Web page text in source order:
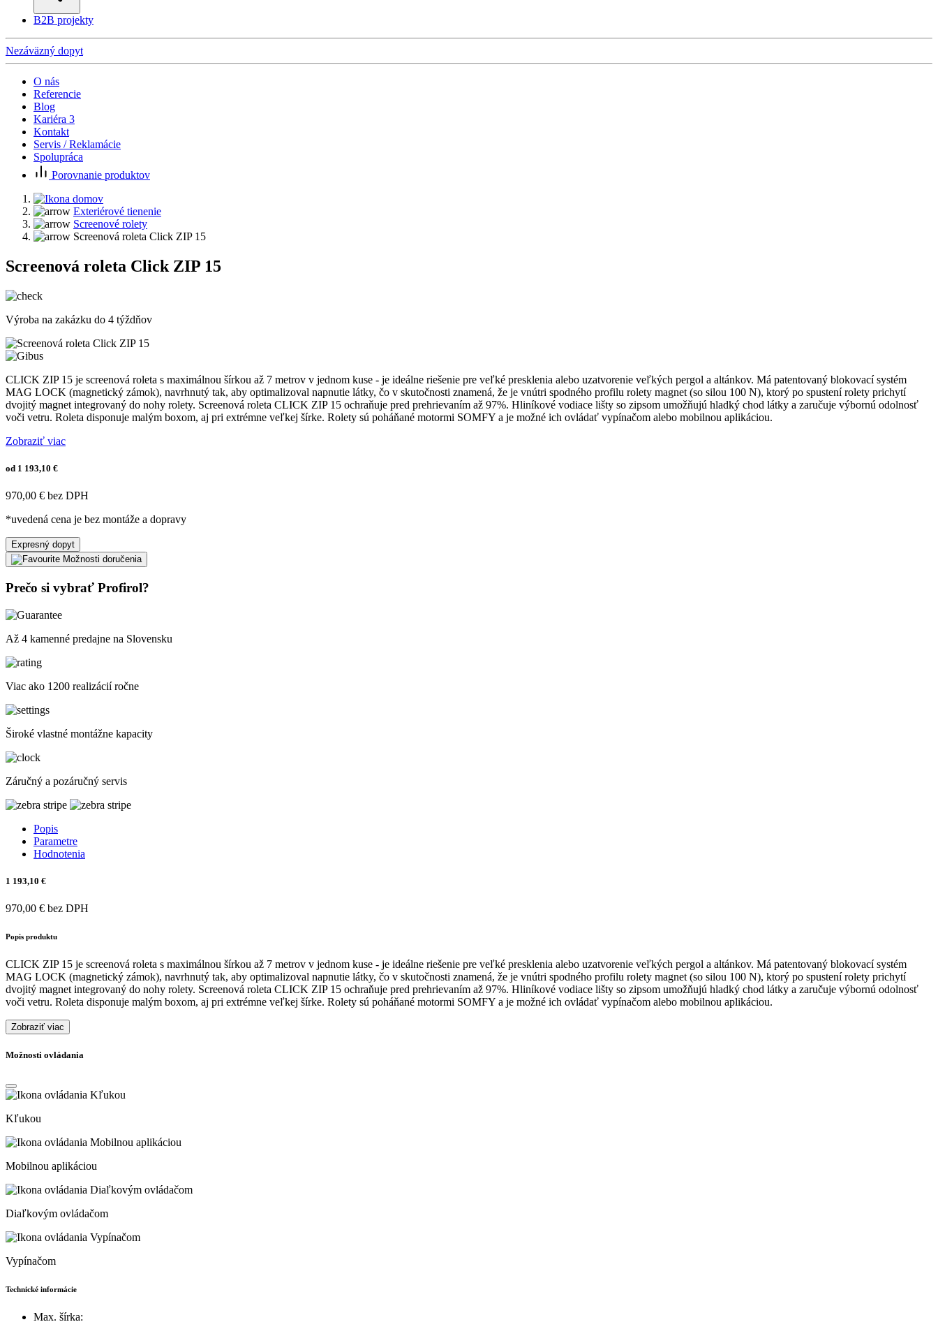
B2B projekty
Nezáväzný dopyt
O nás
Referencie
Blog
Kariéra 3
Kontakt
Servis / Reklamácie
Spolupráca
Porovnanie produktov
Exteriérové tienenie
Screenové rolety
Screenová roleta Click ZIP 15
Screenová roleta Click ZIP 15
Výroba na zakázku do 4 týždňov
CLICK ZIP 15 je screenová roleta s maximálnou šírkou až 7 metrov v jednom kuse - je ideálne riešenie pre veľké presklenia alebo uzatvorenie veľkých pergol a altánkov. Má patentovaný blokovací systém
MAG LOCK (magnetický zámok), navrhnutý tak, aby optimalizoval napnutie látky, čo v skutočnosti znamená, že je vnútri spodného profilu rolety magnet (so silou 100 N), ktorý po spustení rolety prichytí
dvojitý magnet integrovaný do nohy rolety. Screenová roleta CLICK ZIP 15 ochraňuje pred prehrievaním až 97%. Hliníkové vodiace lišty so zipsom umožňujú hladký chod látky a zaručuje výbornú odolnosť
voči vetru. Roleta disponuje malým boxom, aj pri extrémne veľkej šírke. Rolety sú poháňané motormi SOMFY a je možné ich ovládať vypínačom alebo mobilnou aplikáciou.
Zobraziť viac
od 1 193,10 €
970,00 € bez DPH
*uvedená cena je bez montáže a dopravy
Expresný dopyt
Možnosti doručenia
Prečo si vybrať Profirol?
Až 4 kamenné predajne na Slovensku
Viac ako 1200 realizácií ročne
Široké vlastné montážne kapacity
Záručný a pozáručný servis
Popis
Parametre
Hodnotenia
1 193,10 €
970,00 € bez DPH
Popis produktu
CLICK ZIP 15 je screenová roleta s maximálnou šírkou až 7 metrov v jednom kuse - je ideálne riešenie pre veľké presklenia alebo uzatvorenie veľkých pergol a altánkov. Má patentovaný blokovací systém
MAG LOCK (magnetický zámok), navrhnutý tak, aby optimalizoval napnutie látky, čo v skutočnosti znamená, že je vnútri spodného profilu rolety magnet (so silou 100 N), ktorý po spustení rolety prichytí
dvojitý magnet integrovaný do nohy rolety. Screenová roleta CLICK ZIP 15 ochraňuje pred prehrievaním až 97%. Hliníkové vodiace lišty so zipsom umožňujú hladký chod látky a zaručuje výbornú odolnosť
voči vetru. Roleta disponuje malým boxom, aj pri extrémne veľkej šírke. Rolety sú poháňané motormi SOMFY a je možné ich ovládať vypínačom alebo mobilnou aplikáciou.
Zobraziť viac
Možnosti ovládania
Kľukou
Mobilnou aplikáciou
Diaľkovým ovládačom
Vypínačom
Technické informácie
Max. šírka: